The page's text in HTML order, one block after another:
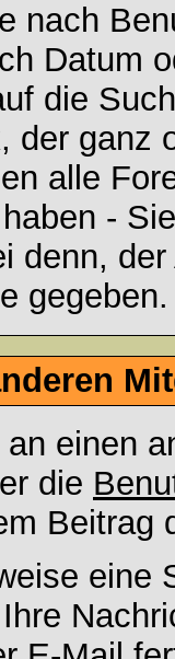
nach
Datum
die
der ganz
alle
-
denn,
gegeben.
einen
die
Beitrag
eine